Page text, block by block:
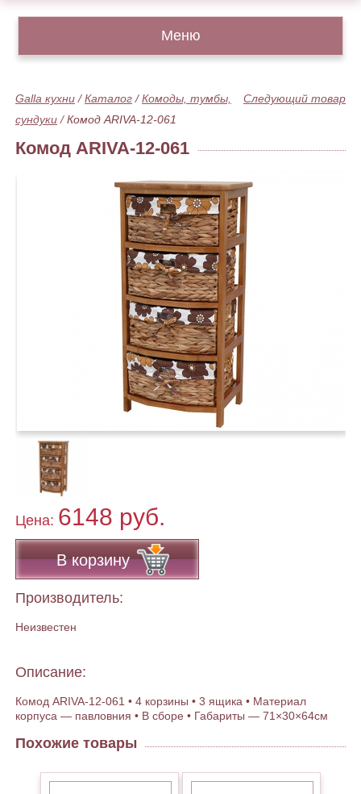
Меню
Следующий товар
Galla кухни /Каталог /Комоды, тумбы,
сундуки /Комод ARIVA-12-061
Комод ARIVA-12-061
Цена: 6148 руб.
В корзину
Производитель:
Неизвестен
Описание:
Комод ARIVA-12-061 • 4 корзины • 3 ящика • Материал
корпуса — павловния • В сборе • Габариты — 71×30×64см
Похожие товары